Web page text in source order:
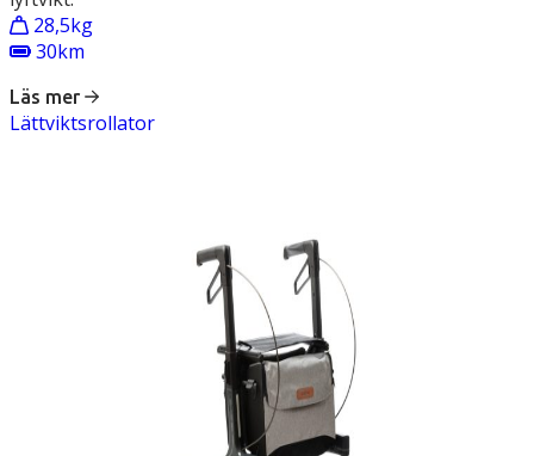
28,5kg
30km
Läs mer
Lättviktsrollator